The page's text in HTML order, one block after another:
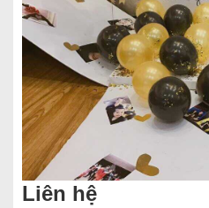
Liên hệ